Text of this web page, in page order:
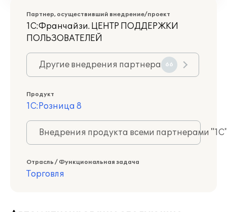
Партнер, осуществивший внедрение/проект
1С:Франчайзи. ЦЕНТР ПОДДЕРЖКИ
ПОЛЬЗОВАТЕЛЕЙ
Другие внедрения партнера 66
Продукт
1С:Розница 8
Внедрения продукта всеми партнерами
Отрасль / Функциональная задача
Торговля